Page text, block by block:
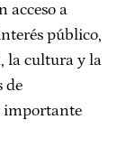
acceso a
público,
la cultura y la
de
importante